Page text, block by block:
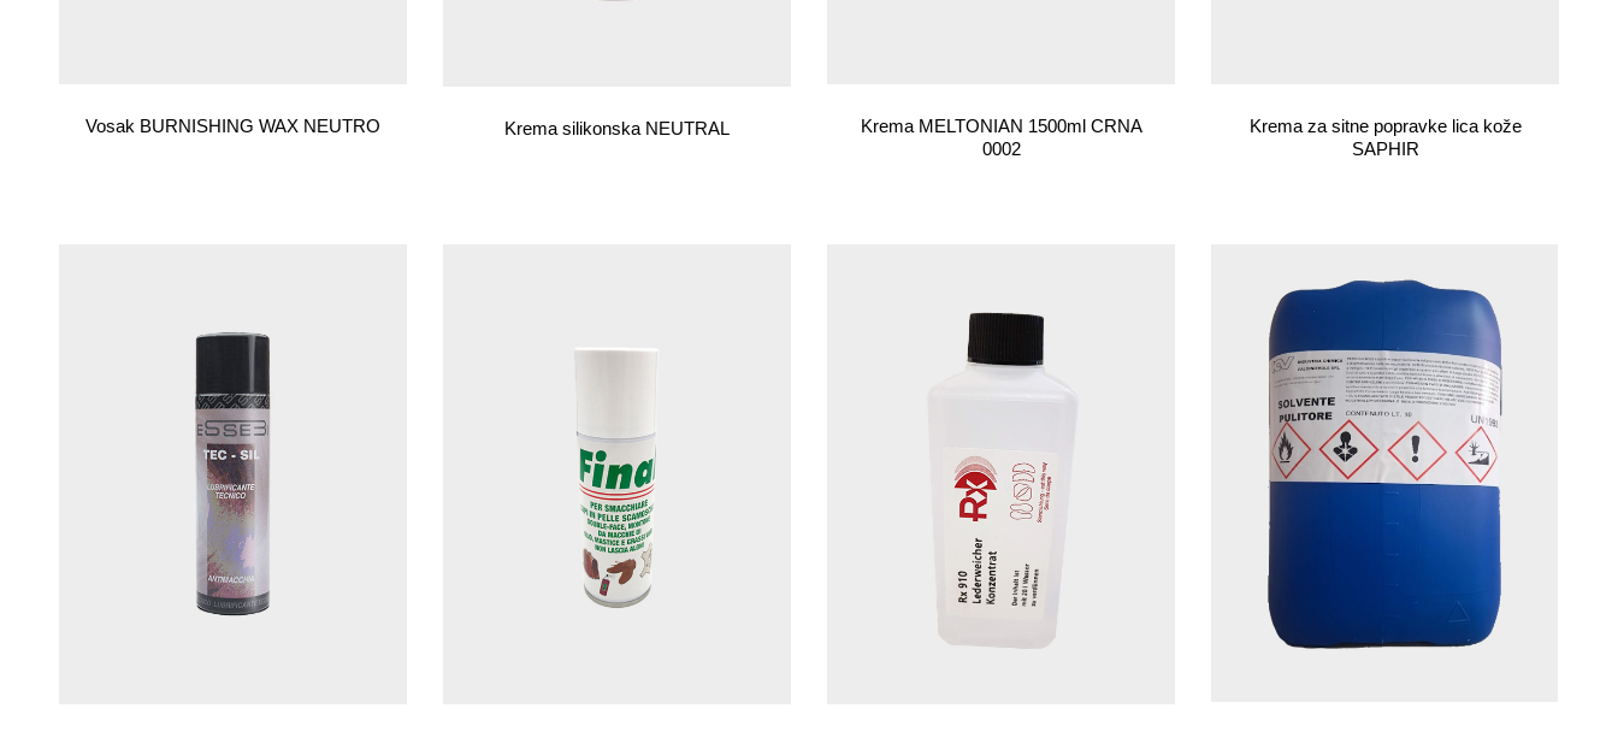
Vosak BURNISHING WAX NEUTRO Krema silikonska NEUTRAL
Krema MELTONIAN 1500ml CRNA
0002
Krema za sitne popravke lica kože
SAPHIR